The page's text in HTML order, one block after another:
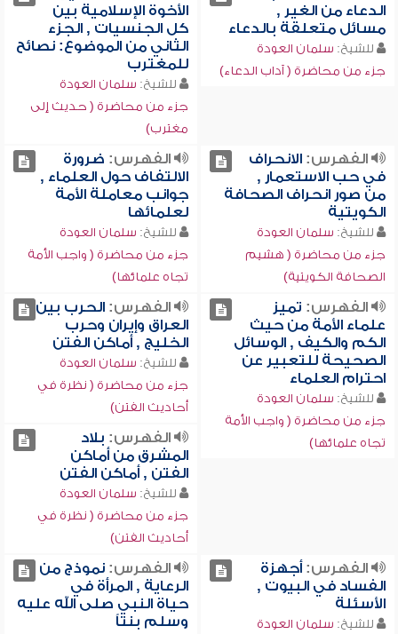
الدعاء من الغير ,
مسائل متعلقة بالدعاء
للشيخ: سلمان العودة
جزء من محاضرة ( آداب الدعاء)
الأخوة الإسلامية بين
كل الجنسيات , الجزء
الثاني من الموضوع: نصائح
للمغترب
للشيخ: سلمان العودة
جزء من محاضرة ( حديث إلى
مغترب)
الفهرس:الانحراف
في حب الاستعمار ,
من صور انحراف الصحافة
الكويتية
للشيخ: سلمان العودة
جزء من محاضرة ( هشيم
الصحافة الكويتية)
الفهرس: ضرورة
الالتفاف حول العلماء ,
جوانب معاملة الأمة
لعلمائها
للشيخ: سلمان العودة
جزء من محاضرة ( واجب الأمة
تجاه علمائها)
الفهرس: تميز
علماء الأمة من حيث
الكم والكيف , الوسائل
الصحيحة للتعبير عن
احترام العلماء
للشيخ: سلمان العودة
جزء من محاضرة ( واجب الأمة
تجاه علمائها)
الفهرس:الحرب بين
العراق وإيران وحرب
الخليج , أماكن الفتن
للشيخ: سلمان العودة
جزء من محاضرة ( نظرة في
أحاديث الفتن)
الفهرس: بلاد
المشرق من أماكن
الفتن , أماكن الفتن
للشيخ: سلمان العودة
جزء من محاضرة ( نظرة في
أحاديث الفتن)
الفهرس:أجهزة
الفساد في البيوت ,
الأسئلة
للشيخ: سلمان العودة
الفهرس:نموذج من
الرعاية , المرأة في
حياة النبي صلى الله عليه
وسلم بنتاً